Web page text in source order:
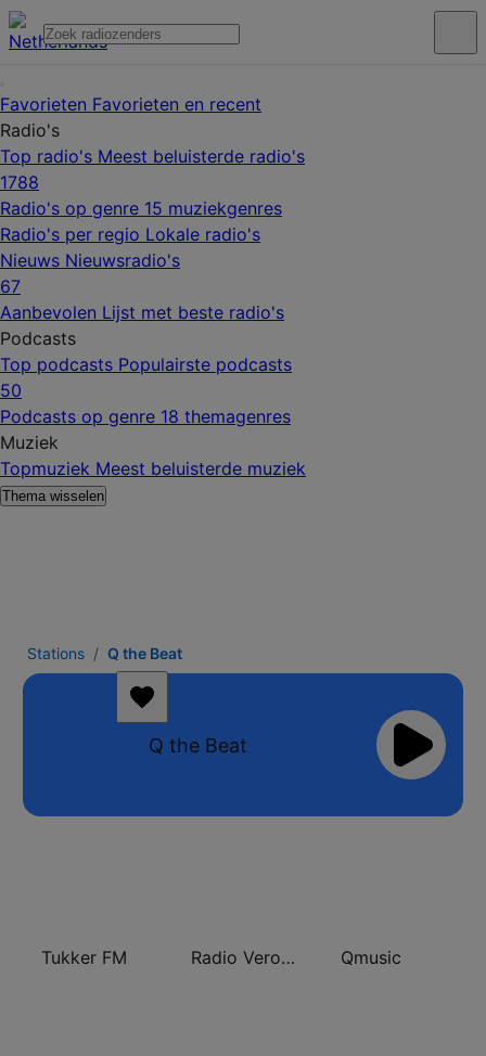
Favorieten Favorieten en recent
Radio's
Top radio's Meest beluisterde radio's
1788
Radio's op genre 15 muziekgenres
Radio's per regio Lokale radio's
Nieuws Nieuwsradio's
67
Aanbevolen Lijst met beste radio's
Podcasts
Top podcasts Populairste podcasts
50
Podcasts op genre 18 themagenres
Muziek
Topmuziek Meest beluisterde muziek
Thema wisselen
Stations Q the Beat
Q the Beat
Tukker FM Radio Veronica Qmusic